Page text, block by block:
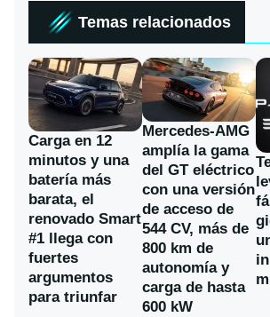
Temas relacionados
Carga en 12
minutos y una
batería más
barata, el
renovado Smart
#1 llega con
fuertes
argumentos
para triunfar
Mercedes-AMG
amplía la gama
del GT eléctrico
con una versión
de acceso de
544 CV, más de
800 km de
autonomía y
carga de hasta
600 kW